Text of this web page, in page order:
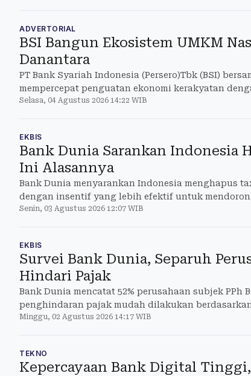
ADVERTORIAL
BSI Bangun Ekosistem UMKM
Danantara
PT Bank Syariah Indonesia (Persero)Tbk (BSI)
mempercepat penguatan ekonomi kerakyatan
pemberdayaan UMKM
Selasa, 04 Agustus 2026 14:22 WIB
EKBIS
Bank Dunia Sarankan Indonesia
Ini Alasannya
Bank Dunia menyarankan Indonesia menghapus
dengan insentif yang lebih efektif untuk
Senin, 03 Agustus 2026 12:07 WIB
EKBIS
Survei Bank Dunia, Separuh
Hindari Pajak
Bank Dunia mencatat 52% perusahaan subjek PPh
penghindaran pajak mudah dilakukan berdasarkan
Minggu, 02 Agustus 2026 14:17 WIB
TEKNO
Kepercayaan Bank Digital